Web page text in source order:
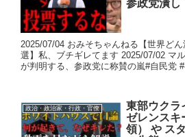
参政党潰し
2025/07/04 おみそちゃんねる【世界ど
選】私、ブチギレてます 2025/07/02 マ
が判明する、参政党に称賛の嵐#自民党 #
政治・政治家・行政・官僚
東部ウク
ゼレンスキ
領） や ス